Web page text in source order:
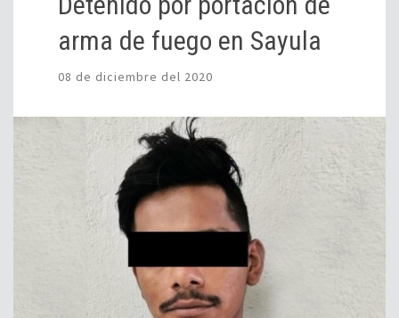
arma de fuego en Sayula
08 de diciembre del 2020